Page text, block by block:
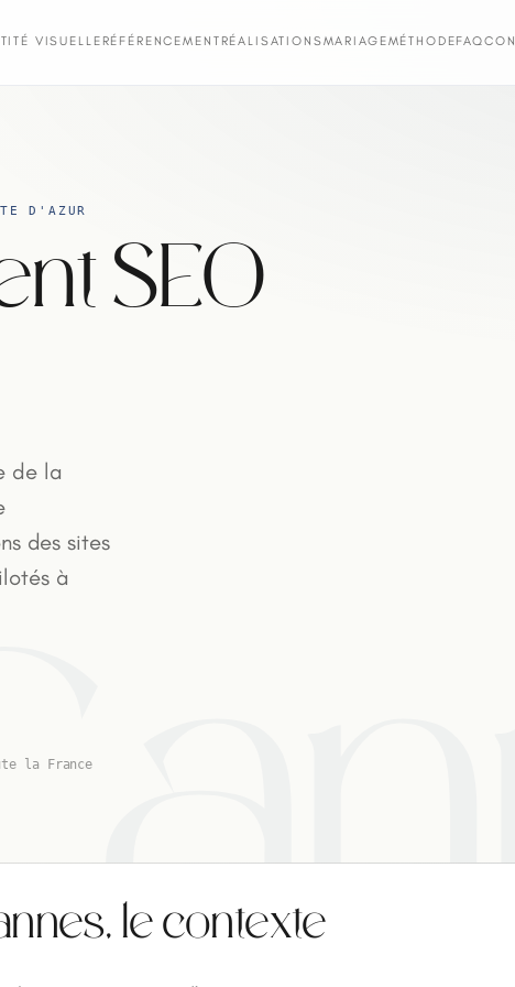
VISUELLE RÉFÉRENCEMENT RÉALISATIONSMARIAGEMÉTHODEFAQ
D'AZUR
SEO
de la
des sites
à
la France
le contexte